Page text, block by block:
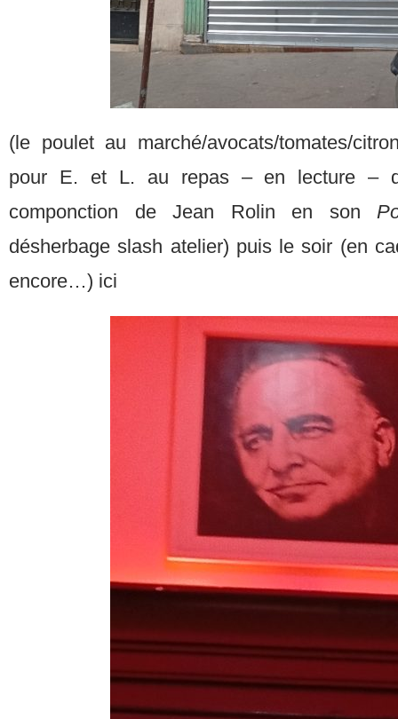
(le poulet au marché/avocats/tomates/
pour E. et L. au repas – en lecture –
componction de Jean Rolin en son
désherbage slash atelier) puis le soir (en
encore…) ici